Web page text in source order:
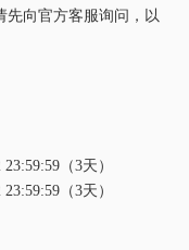
先向官方客服询问，以
（3天）
（3天）